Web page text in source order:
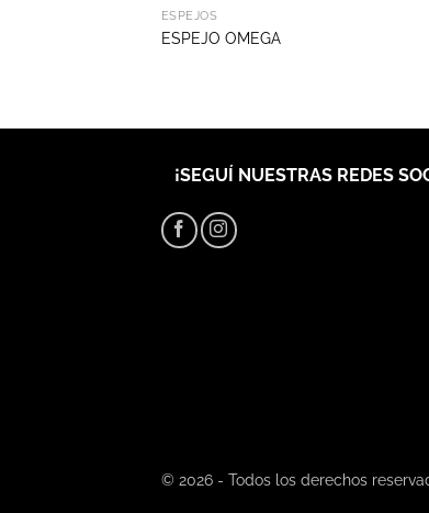
ESPEJOS
ESPEJO OMEGA
¡SEGUÍ NUESTRAS REDES
© 2026 - Todos los derechos